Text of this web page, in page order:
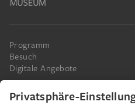
Programm
Besuch
Digitale Angebote